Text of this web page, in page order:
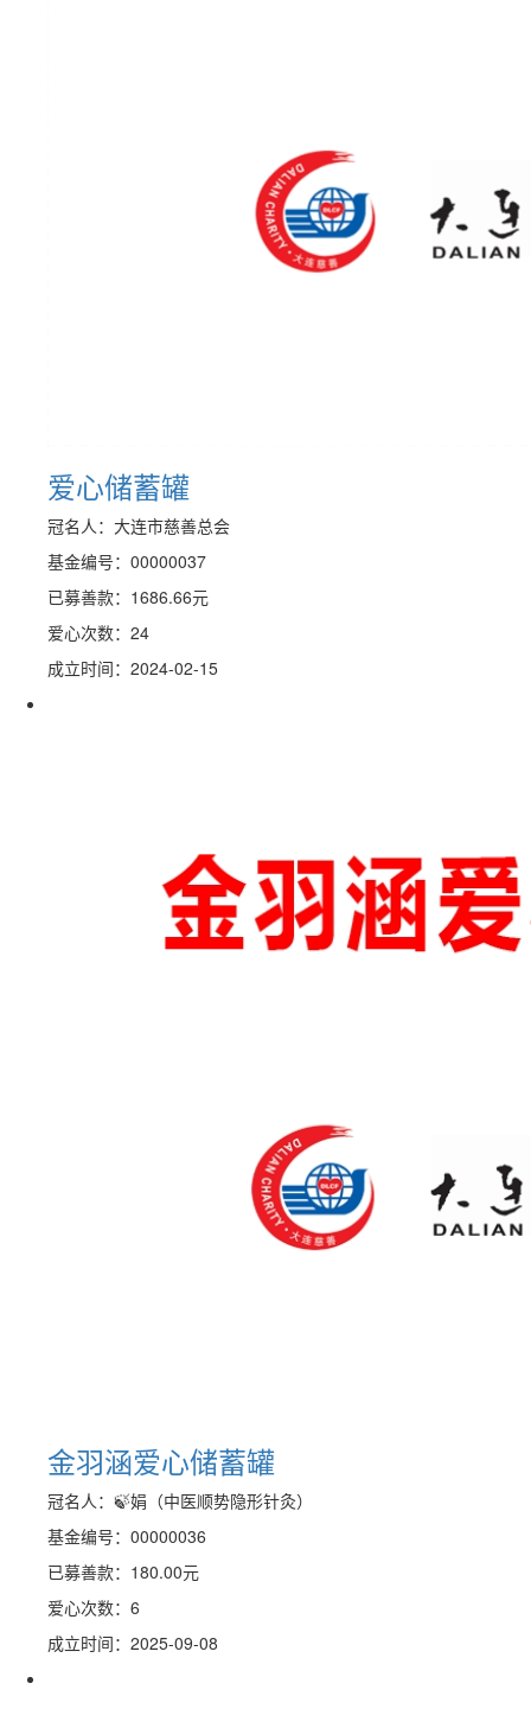
爱心储蓄罐
冠名人：大连市慈善总会
基金编号：00000037
已募善款： 1686.66元
爱心次数：24
成立时间：2024-02-15
金羽涵爱心储蓄罐
冠名人：🍃娟（中医顺势隐形针灸）
基金编号：00000036
已募善款： 180.00元
爱心次数：6
成立时间：2025-09-08